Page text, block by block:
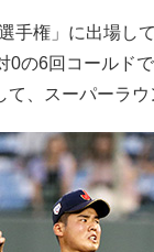
手権」に出場し
0の6回コールド
、スーパーラウ